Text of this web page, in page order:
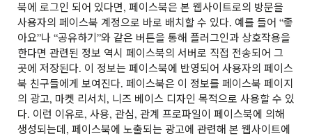
북에 로그인 되어 있다면, 페이스북은 본 웹사이트로의 방문을
사용자의 페이스북 계정으로 바로 배치할 수 있다. 예를 들어 “좋
아요”나 “공유하기”와 같은 버튼을 통해 플러그인과 상호작용을
한다면 관련된 정보 역시 페이스북의 서버로 직접 전송되어 그
곳에 저장된다. 이 정보는 페이스북에 반영되어 사용자의 페이스
북 친구들에게 보여진다. 페이스북은 이 정보를 페이스북 페이지
의 광고, 마켓 리서치, 니즈 베이스 디자인 목적으로 사용할 수 있
다. 이런 이유로, 사용, 관심, 관계 프로파일이 페이스북에 의해
생성되는데, 페이스북에 노출되는 광고에 관련해 본 웹사이트에